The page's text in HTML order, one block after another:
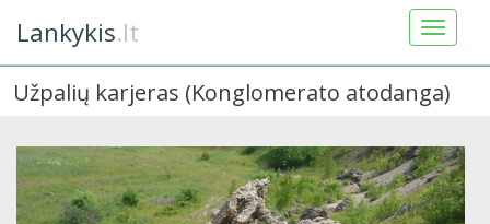
Lankykis.lt
Užpalių karjeras (Konglomerato atodanga)